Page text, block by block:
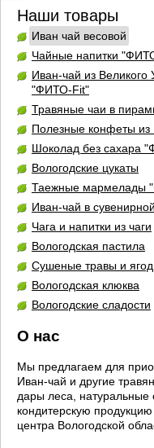
Наши товары
Иван чай весовой
Чайные напитки
Иван-чай из Великого
"ФИТО-Fit"
Травяные чаи в
Полезные конфеты из
Шоколад без сахара
Вологодские цукаты
Таежные мармелады
Иван-чай в
Чага и напитки из чаги
Вологодская пастила
Сушеные травы и
Вологодская клюква
Вологодские сладости
О нас
Мы предлагаем для
Иван-чай и другие
дары леса, натуральные
кондитерскую
центра Вологодской